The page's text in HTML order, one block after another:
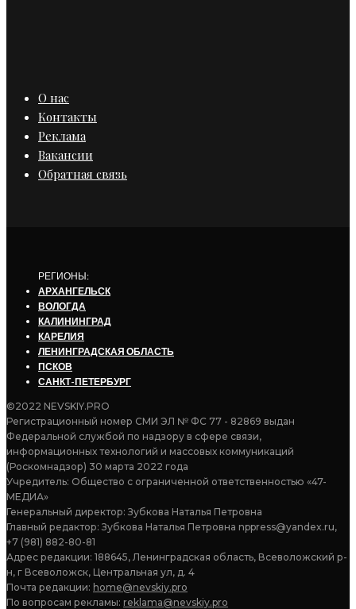
О нас
Контакты
Реклама
Вакансии
Обратная связь
РЕГИОНЫ:
АРХАНГЕЛЬСК
ВОЛОГДА
КАЛИНИНГРАД
КАРЕЛИЯ
ЛЕНИНГРАДСКАЯ ОБЛАСТЬ
ПСКОВ
САНКТ-ПЕТЕРБУРГ
©2022 NEVSKIY.PRO
Регистрационный номер СМИ ЭЛ № ФС 77 - 82869 выдан
Федеральной службой по надзору в сфере связи,
информационных технологий и массовых коммуникаций
(Роскомнадзор) 30 марта 2022 года
Учредитель: Общество с ограниченной ответственностью «47-
МЕДИА»
Генеральный директор: Зубкова Наталья Петровна
Главный редактор: Зубкова Наталья Петровна nppress@yandex.ru,
+7 (981) 882-80-81
Адрес редакции: 188645, Ленинградская область, Всеволожский р-
н, г Всеволожск, Центральная ул, д. 4
Почта редакции: home@nevskiy.pro
По вопросам рекламы: reklama@nevskiy.pro